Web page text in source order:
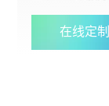
在线定制